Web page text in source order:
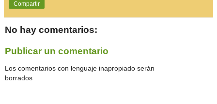
Compartir
No hay comentarios:
Publicar un comentario
Los comentarios con lenguaje inapropiado serán
borrados